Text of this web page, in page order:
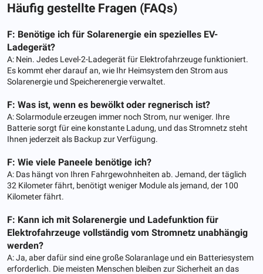
Häufig gestellte Fragen (FAQs)
F: Benötige ich für Solarenergie ein spezielles EV-
Ladegerät?
A: Nein. Jedes Level-2-Ladegerät für Elektrofahrzeuge funktioniert.
Es kommt eher darauf an, wie Ihr Heimsystem den Strom aus
Solarenergie und Speicherenergie verwaltet.
F: Was ist, wenn es bewölkt oder regnerisch ist?
A: Solarmodule erzeugen immer noch Strom, nur weniger. Ihre
Batterie sorgt für eine konstante Ladung, und das Stromnetz steht
Ihnen jederzeit als Backup zur Verfügung.
F: Wie viele Paneele benötige ich?
A: Das hängt von Ihren Fahrgewohnheiten ab. Jemand, der täglich
32 Kilometer fährt, benötigt weniger Module als jemand, der 100
Kilometer fährt.
F: Kann ich mit Solarenergie und Ladefunktion für
Elektrofahrzeuge vollständig vom Stromnetz unabhängig
werden?
A: Ja, aber dafür sind eine große Solaranlage und ein Batteriesystem
erforderlich. Die meisten Menschen bleiben zur Sicherheit an das